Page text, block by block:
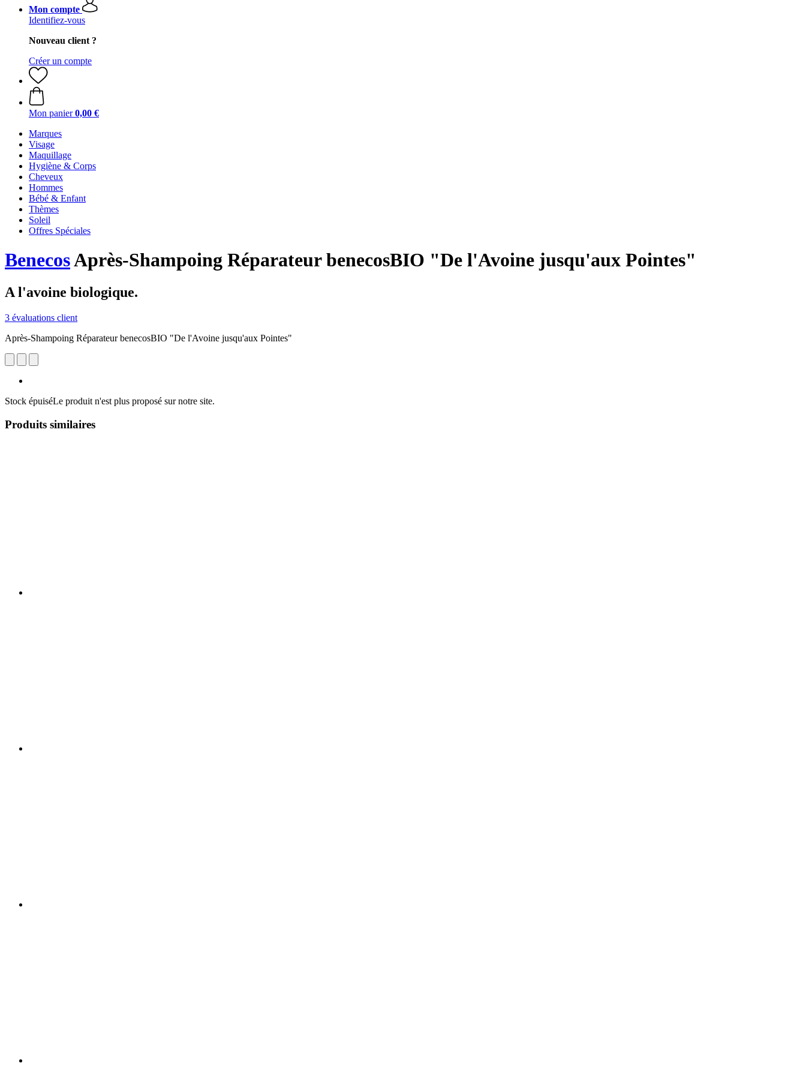
Mon compte
Identifiez-vous
Nouveau client ?
Créer un compte
Mon panier 0,00 €
Marques
Visage
Maquillage
Hygiène & Corps
Cheveux
Hommes
Bébé & Enfant
Thèmes
Soleil
Offres Spéciales
BenecosAprès-Shampoing Réparateur benecosBIO "De l'Avoine jusqu'aux Pointes"
A l'avoine biologique.
3 évaluations client
Après-Shampoing Réparateur benecosBIO "De l'Avoine jusqu'aux Pointes"
Stock épuiséLe produit n'est plus proposé sur notre site.
Produits similaires